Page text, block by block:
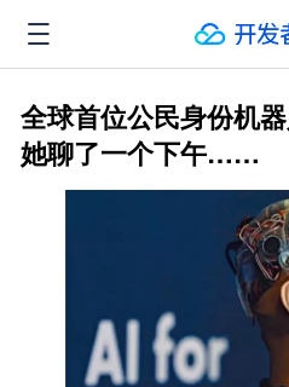
全球首位公民身份机
她聊了一个下午……